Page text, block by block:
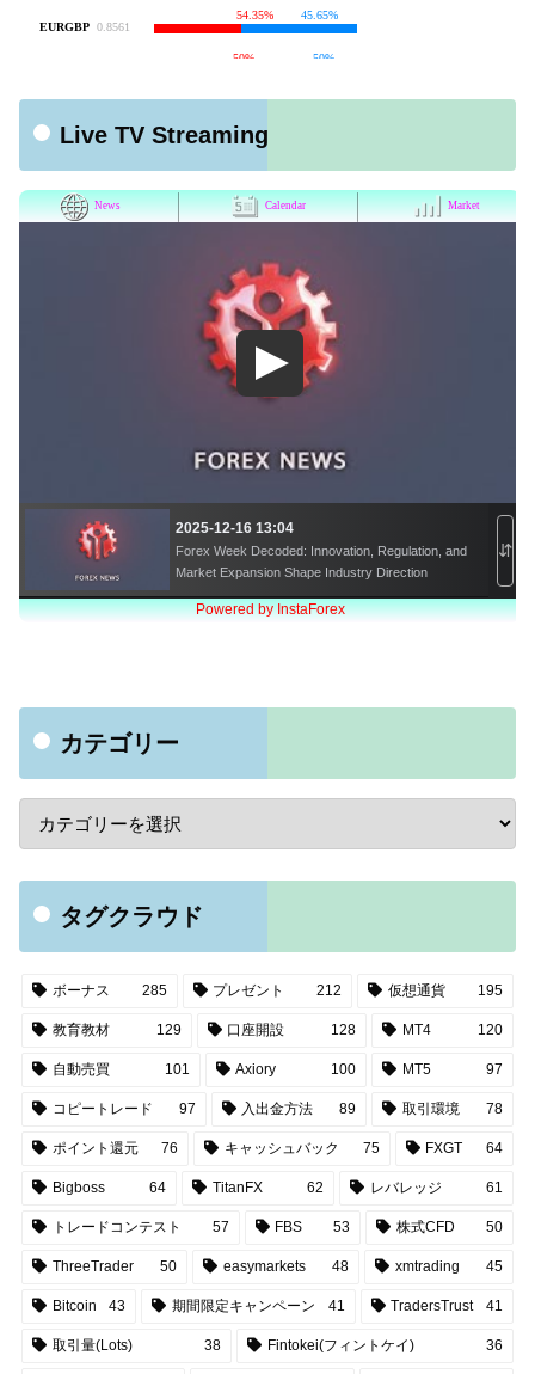
Live TV Streaming
カテゴリー
タグクラウド
ボーナス 285 プレゼント 212 仮想通貨 195
教育教材 129 口座開設 128 MT4 120
自動売買 101 Axiory 100 MT5 97
コピートレード 97 入出金方法 89 取引環境 78
ポイント還元 76 キャッシュバック 75 FXGT 64
Bigboss 64 TitanFX 62 レバレッジ 61
トレードコンテスト 57 FBS 53 株式CFD 50
ThreeTrader 50 easymarkets 48 xmtrading 45
Bitcoin 43 期間限定キャンペーン 41 TradersTrust 41
取引量(Lots) 38 Fintokei(フィントケイ) 36